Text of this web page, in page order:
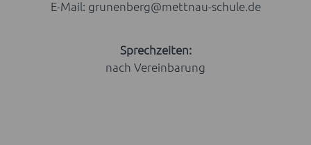
E-Mail: grunenberg@mettnau-schule.de
Sprechzeiten:
nach Vereinbarung